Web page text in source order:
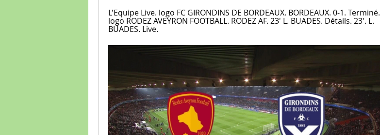
L'Equipe Live. logo FC GIRONDINS DE BORDEAUX. BORDEAUX. 0-1. Terminé.
logo RODEZ AVEYRON FOOTBALL. RODEZ AF. 23' L. BUADES. Détails. 23'. L.
BUADES. Live.